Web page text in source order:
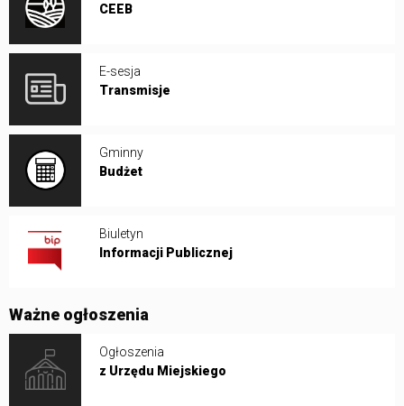
CEEB
E-sesja
Transmisje
Gminny
Budżet
Biuletyn
Informacji Publicznej
Ważne ogłoszenia
Ogłoszenia
z Urzędu Miejskiego